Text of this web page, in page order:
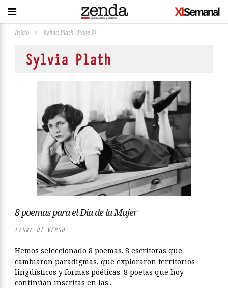
Inicio > Sylvia Plath (Page 3)
Sylvia Plath
8 poemas para el Día de la Mujer
LAURA DI VERSO
Hemos seleccionado 8 poemas. 8 escritoras que
cambiaron paradigmas, que exploraron territorios
lingüísticos y formas poéticas. 8 poetas que hoy
continúan inscritas en las...